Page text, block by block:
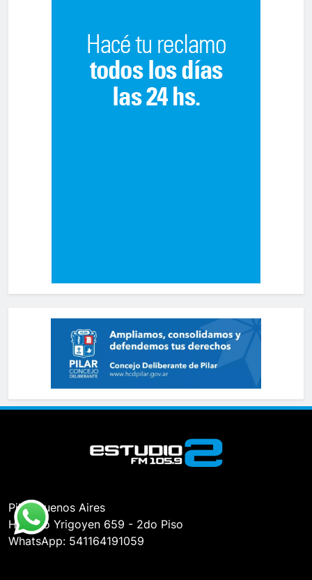
Pilar, Buenos Aires
Hipólito Yrigoyen 659 - 2do Piso
WhatsApp: 541164191059